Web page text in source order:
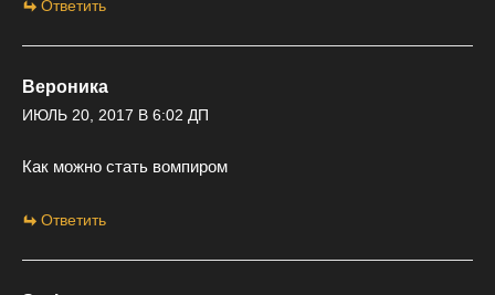
Ответить
Вероника
ИЮЛЬ 20, 2017 В 6:02 ДП
Как можно стать вомпиром
Ответить